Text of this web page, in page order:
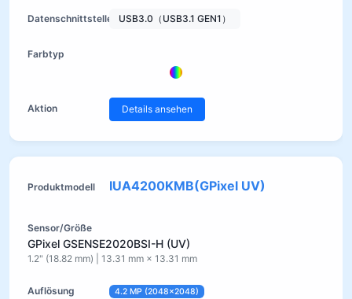
USB3.0（USB3.1 GEN1）
Details ansehen
IUA4200KMB(GPixel UV)
GPixel GSENSE2020BSI-H (UV)
1.2" (18.82 mm) | 13.31 mm × 13.31 mm
4.2 MP (2048×2048)